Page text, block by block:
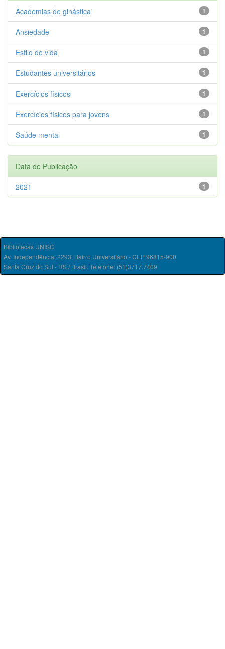
1
Academias de ginástica
1
Ansiedade
1
Estilo de vida
1
Estudantes universitários
1
Exercícios físicos
1
Exercícios físicos para jovens
1
Saúde mental
Data de Publicação
1
2021
Bibliotecas UNISC
Av. Independência, 2293, Bairro Universitário - CEP 96815-900
Santa Cruz do Sul - RS / Brasil. Telefone: (51)3717.7409